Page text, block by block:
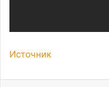
Источник